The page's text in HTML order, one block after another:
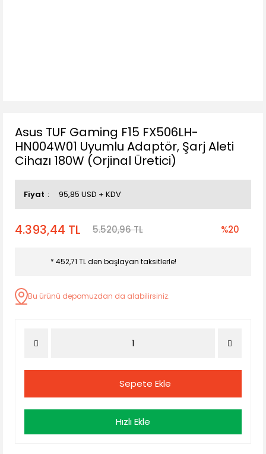
Asus TUF Gaming F15 FX506LH-
HN004W01 Uyumlu Adaptör, Şarj Aleti
Cihazı 180W (Orjinal Üretici)
Fiyat 95,85 USD + KDV
4.393,44 TL 5.520,96 TL %20
* 452,71 TL den başlayan taksitlerle!
Bu ürünü depomuzdan da alabilirsiniz.
Sepete Ekle
Hızlı Ekle